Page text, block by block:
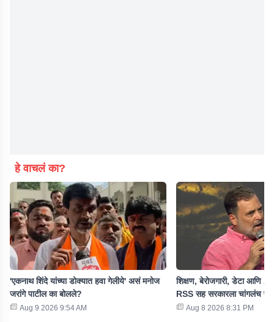
हे वाचलं का?
'एकनाथ शिंदे यांच्या डोक्यात हवा गेलीये' असं मनोज
जरांगे पाटील का बोलले?
Aug 9 2026 9:54 AM
शिक्षण, बेरोजगारी, डेटा आणि
RSS सह सरकारला चांगलंच
Aug 8 2026 8:31 PM